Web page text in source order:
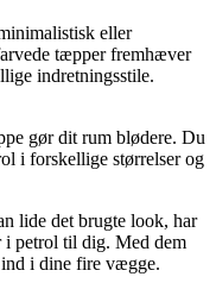
eller
tæpper fremhæver
indretningsstile.
gør dit rum blødere. Du
i forskellige størrelser og
lide det brugte look, har
petrol til dig. Med dem
i dine fire vægge.